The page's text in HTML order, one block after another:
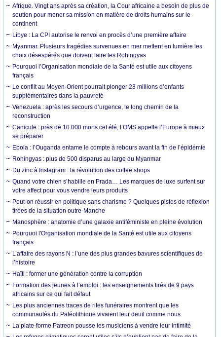
Afrique. Vingt ans après sa création, la Cour africaine a besoin de plus de
soutien pour mener sa mission en matière de droits humains sur le
continent
Libye : La CPI autorise le renvoi en procès d’une première affaire
Myanmar. Plusieurs tragédies survenues en mer mettent en lumière les
choix désespérés que doivent faire les Rohingyas
Pourquoi l’Organisation mondiale de la Santé est utile aux citoyens
français
Le conflit au Moyen-Orient pourrait plonger 23 millions d’enfants
supplémentaires dans la pauvreté
Venezuela : après les secours d’urgence, le long chemin de la
reconstruction
Canicule : près de 10.000 morts cet été, l’OMS appelle l’Europe à mieux
se préparer
Ebola : l’Ouganda entame le compte à rebours avant la fin de l’épidémie
Rohingyas : plus de 500 disparus au large du Myanmar
Du zinc à Instagram : la révolution des coffee shops
Quand votre chien s’habille en Prada… Les marques de luxe surfent sur
votre affect pour vous vendre leurs produits
Peut-on réussir en politique sans charisme ? Quelques pistes de réflexion
tirées de la situation outre-Manche
Manosphère : anatomie d’une galaxie antiféministe en pleine évolution
Pourquoi l'Organisation mondiale de la Santé est utile aux citoyens
français
L’affaire des rayons N : l’une des plus grandes bavures scientifiques de
l’histoire
Haïti : former une génération contre la corruption
Formation des jeunes à l’emploi : les enseignements tirés de 9 pays
africains sur ce qui fait défaut
Les plus anciennes traces de rites funéraires montrent que les
communautés du Paléolithique vivaient leur deuil comme nous
La plate-forme Patreon pousse les musiciens à vendre leur intimité